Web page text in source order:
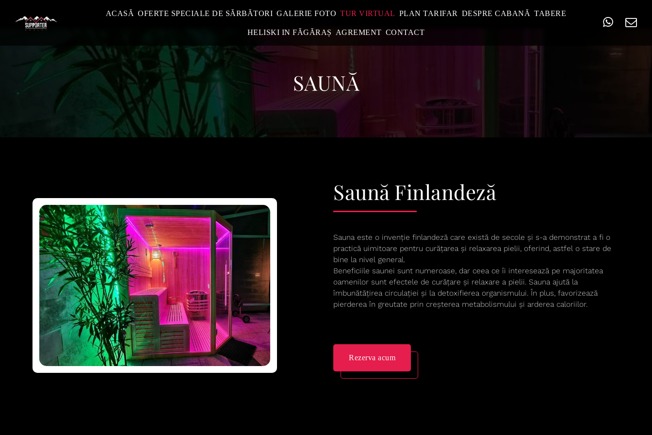
ACASĂ OFERTE SPECIALE DE SĂRBĂTORI GALERIE FOTO TUR VIRTUAL PLAN TARIFAR DESPRE CABANĂ TABERE
HELISKI IN FĂGĂRAȘ AGREMENT CONTACT
SAUNĂ
Saună Finlandeză
Sauna este o invenție finlandeză care există de secole și s-a demonstrat a fi o
practică uimitoare pentru curățarea și relaxarea pielii, oferind, astfel o stare de
bine la nivel general.
Beneficiile saunei sunt numeroase, dar ceea ce îi interesează pe majoritatea
oamenilor sunt efectele de curățare și relaxare a pielii. Sauna ajută la
îmbunătățirea circulației și la detoxifierea organismului. În plus, favorizează
pierderea în greutate prin creșterea metabolismului și arderea caloriilor.
Rezerva acum